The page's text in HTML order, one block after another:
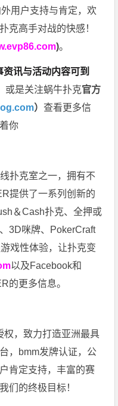
用户支持与肯定，欢
克高手对战的快感！
)。
资讯与活动内容可到
或是关注蜗牛扑克官方
）查看更多信
你
扑克室之一，拥有不
提供了一系列创新的
＆Cash扑克、全押或
3D咪牌、PokerCraft
戏性体验，让扑克变
以及Facebook和
的更多信息。
权，致力打造亚洲最具
，bmm发牌认证，公
肯定支持，丰富的赛
们的终极目标！